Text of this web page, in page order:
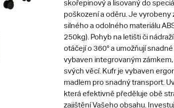
skořepinový a lisovaný do
poškození a oděru. Je vyrobeny
silného a odolného materiálu
250kg). Pohyb na letišti či
otáčejí o 360° a umožňují
vybaven integrovaným
svých věcí. Kufr je vybaven
madlem pro snadný transport.
která efektivně předěluje obě
zajištění Vašeho obsahu.